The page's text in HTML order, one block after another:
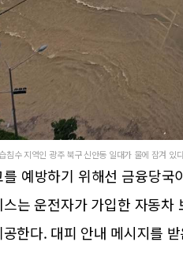
침수 지역인 광주 북구 신안동 일대가 물에 잠겨 있
를 예방하기 위해선 금융당
는 운전자가 가입한 자동
한다. 대피 안내 메시지를